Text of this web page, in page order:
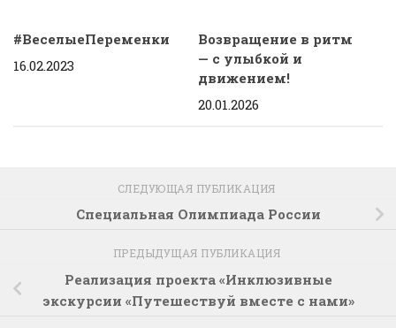
#ВеселыеПеременки
16.02.2023
Возвращение в ритм
— с улыбкой и
движением!
20.01.2026
СЛЕДУЮЩАЯ ПУБЛИКАЦИЯ
Специальная Олимпиада России
ПРЕДЫДУЩАЯ ПУБЛИКАЦИЯ
Реализация проекта «Инклюзивные
экскурсии «Путешествуй вместе с нами»